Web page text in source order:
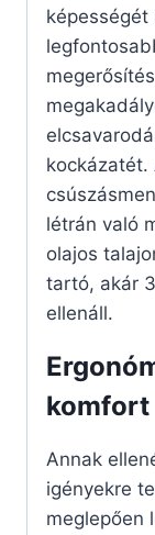
kockázatét.
létrán való
olajos
tartó, akár
ellenáll.
komfort
Annak
igényekre
meglepően